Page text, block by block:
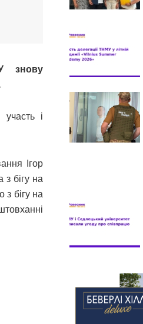
знову
і
Ігор
бігу на
бігу на